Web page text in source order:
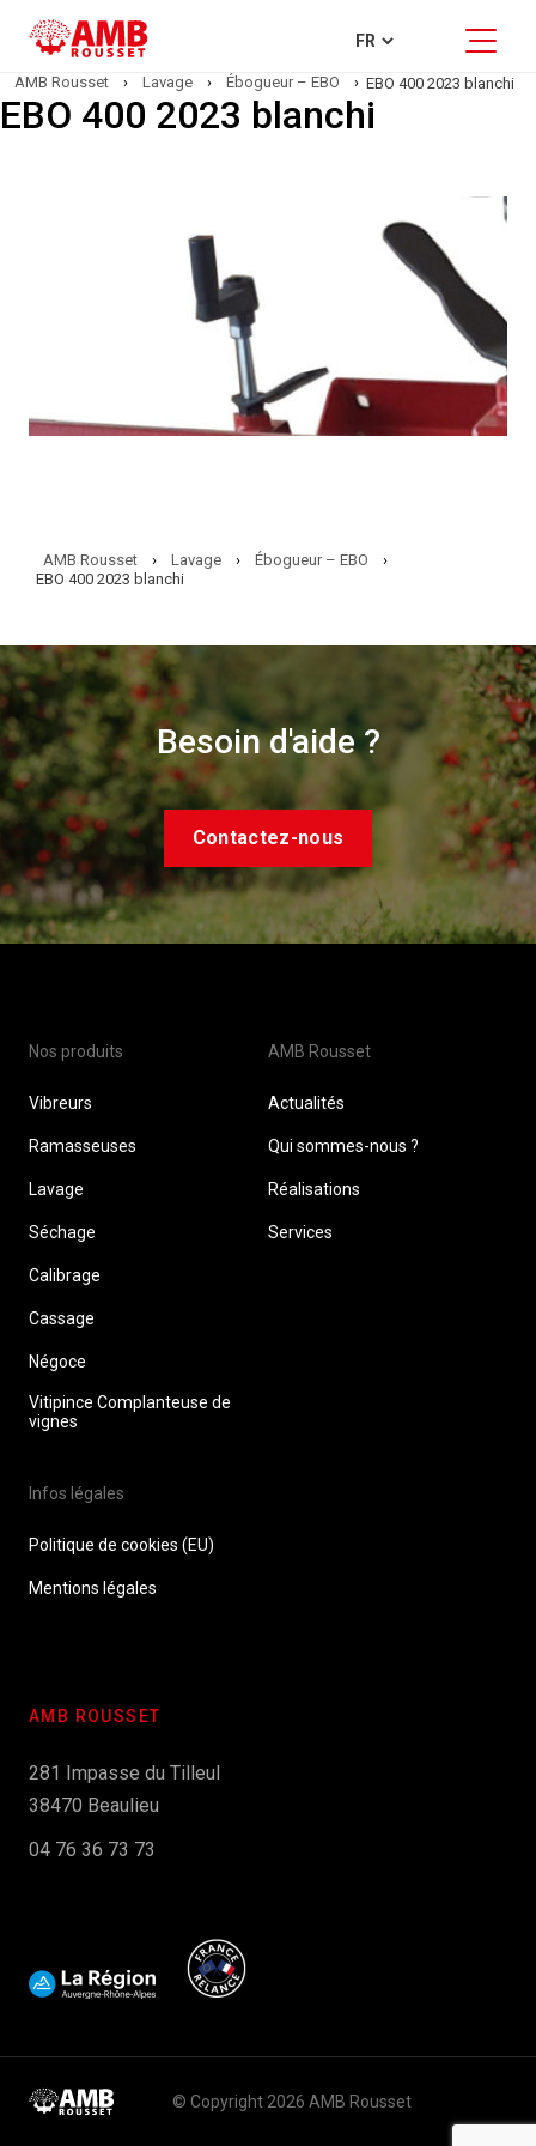
AMB Rousset › Lavage › Ébogueur – EBO › EBO 400 2023 blanchi
EBO 400 2023 blanchi
AMB Rousset › Lavage › Ébogueur – EBO
›
EBO 400 2023 blanchi
Besoin d'aide ?
Contactez-nous
Nos produits
Vibreurs
Ramasseuses
Lavage
Séchage
Calibrage
Cassage
Négoce
Vitipince Complanteuse de
vignes
AMB Rousset
Actualités
Qui sommes-nous ?
Réalisations
Services
Infos légales
Politique de cookies (EU)
Mentions légales
AMB ROUSSET
281 Impasse du Tilleul
38470 Beaulieu
04 76 36 73 73
© Copyright 2026 AMB Rousset